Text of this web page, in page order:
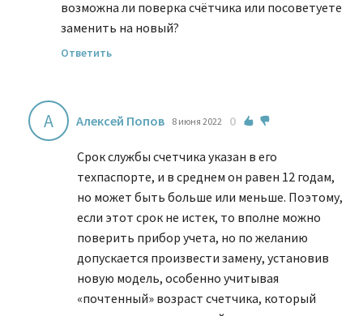
возможна ли поверка счётчика или посоветуете
заменить на новый?
Ответить
А Алексей Попов 8 июня 2022 0
Срок службы счетчика указан в его
техпаспорте, и в среднем он равен 12 годам,
но может быть больше или меньше. Поэтому,
если этот срок не истек, то вполне можно
поверить прибор учета, но по желанию
допускается произвести замену, установив
новую модель, особенно учитывая
«почтенный» возраст счетчика, который